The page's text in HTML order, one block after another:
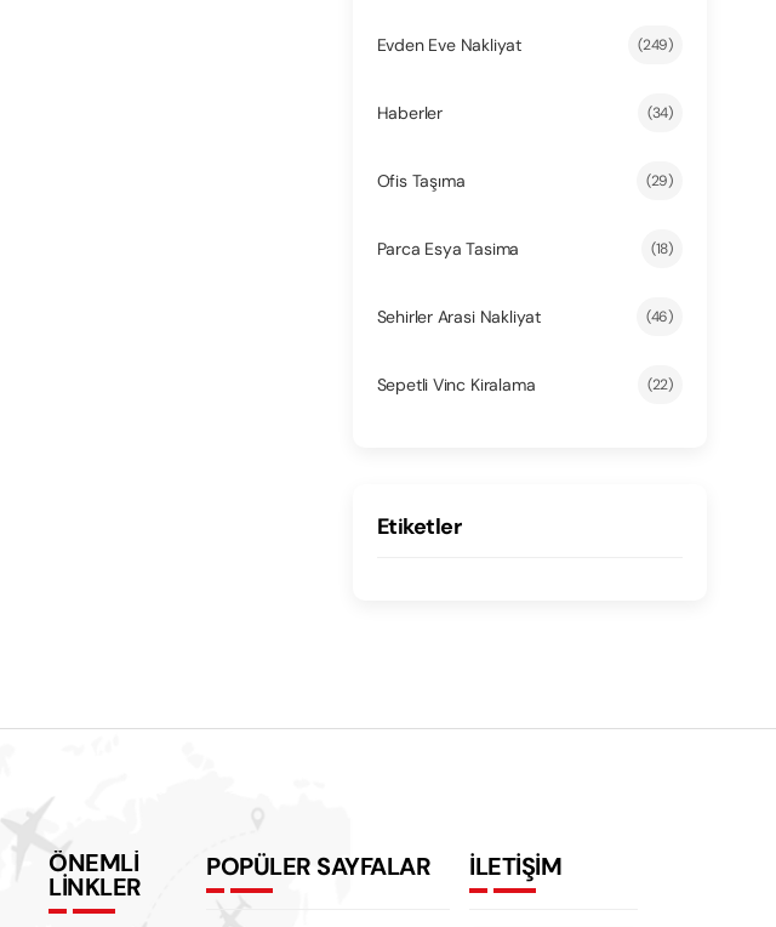
Evden Eve Nakliyat (249)
Haberler (34)
Ofis Taşıma (29)
Parca Esya Tasima (18)
Sehirler Arasi Nakliyat (46)
Sepetli Vinc Kiralama (22)
Etiketler
ÖNEMLİ
LİNKLER
POPÜLER SAYFALAR İLETİŞİM